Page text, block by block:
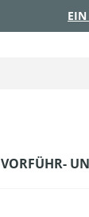
VORFÜHR-